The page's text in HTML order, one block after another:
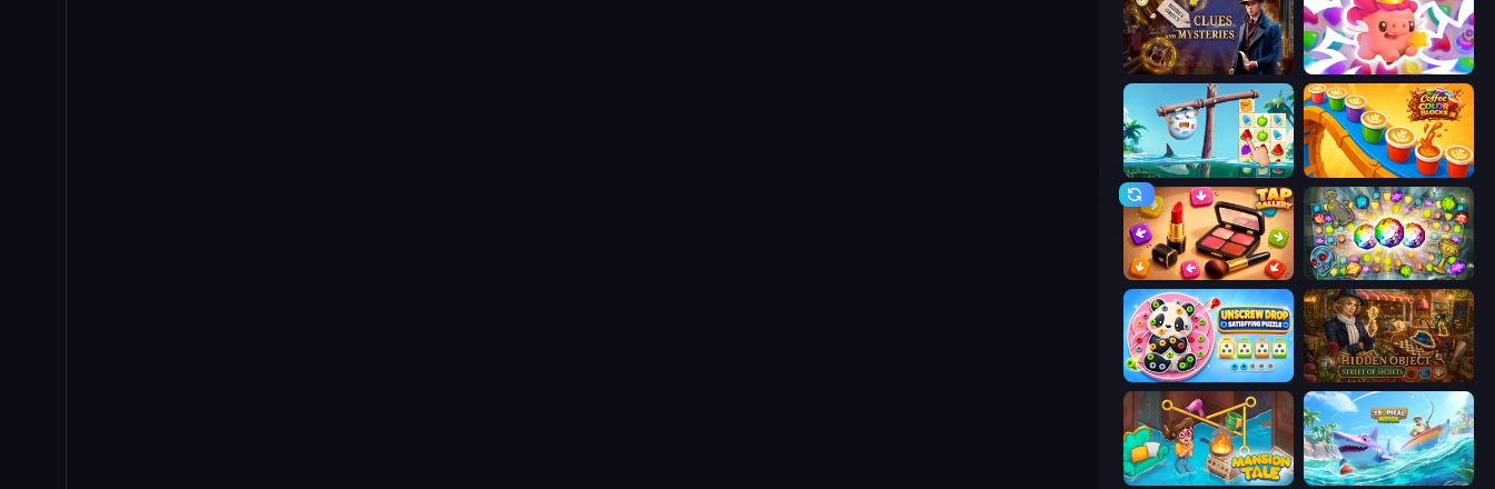
Hidden Object: Clues and Mysteries Match Arena
Sugar Heroes Coffee Color Blocks
Tap Gallery Forgotten Treasure 2
Unscrew Drop: Satisfying Puzzle Hidden Object: Street Of Secrets
Mansion Tale: Merge Secrets Tropical Merge